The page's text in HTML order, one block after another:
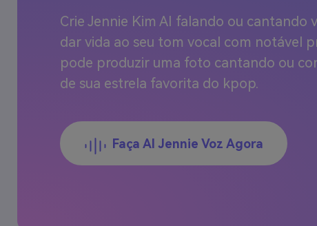
Crie Jennie Kim AI falando ou cantando
dar vida ao seu tom vocal com notável
pode produzir uma foto cantando ou
de sua estrela favorita do kpop.
Faça AI Jennie Voz Agora